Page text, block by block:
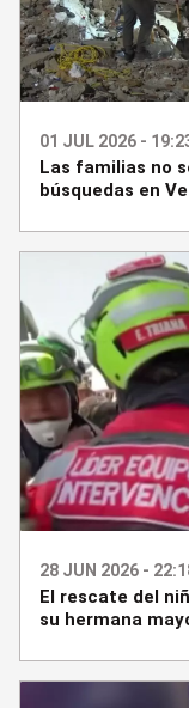
01 JUL 2026 -
Las familias no
búsquedas en
28 JUN 2026 -
El rescate del
su hermana